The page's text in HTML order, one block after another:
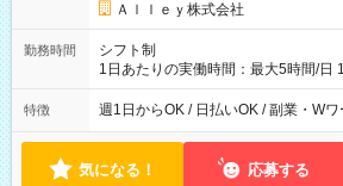
Ａｌｌｅｙ株式会社
勤務時間
シフト制
1日あたりの実働時間：最大5時間/日
実働時間：1-5時間 └上記の時間帯内
能！ └平日・土曜日の中で、お好きな
18:00 などのように、自由な働き
特徴 週1日からOK / 日払いOK / 副業・Wワ
気になる！ 応募する